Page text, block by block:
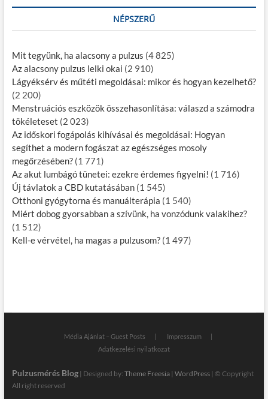
NÉPSZERŰ
Mit tegyünk, ha alacsony a pulzus (4 825)
Az alacsony pulzus lelki okai (2 910)
Lágyéksérv és műtéti megoldásai: mikor és hogyan kezelhető?
(2 200)
Menstruációs eszközök összehasonlítása: válaszd a számodra
tökéleteset (2 023)
Az időskori fogápolás kihívásai és megoldásai: Hogyan
segíthet a modern fogászat az egészséges mosoly
megőrzésében? (1 771)
Az akut lumbágó tünetei: ezekre érdemes figyelni! (1 716)
Új távlatok a CBD kutatásában (1 545)
Otthoni gyógytorna és manuálterápia (1 540)
Miért dobog gyorsabban a szívünk, ha vonzódunk valakihez?
(1 512)
Kell-e vérvétel, ha magas a pulzusom? (1 497)
Média Ajánlat – Guest Posts
Impresszum
Adatkezelési nyilatkozat
Pulzusmérés Blog| Designed by: Theme Freesia| WordPress| © Copyright
All right reserved